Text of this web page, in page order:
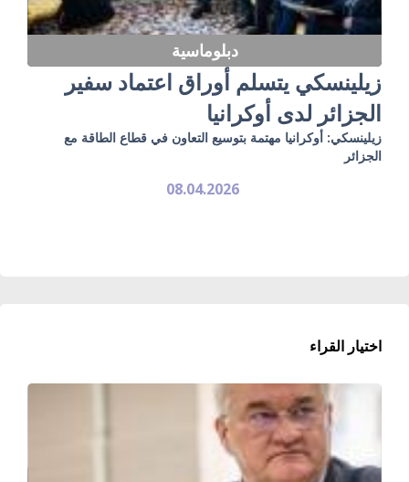
دبلوماسية
زيلينسكي يتسلم أوراق اعتماد سفير
الجزائر لدى أوكرانيا
زيلينسكي: أوكرانيا مهتمة بتوسيع التعاون في قطاع الطاقة مع
الجزائر
08.04.2026
اختيار القراء